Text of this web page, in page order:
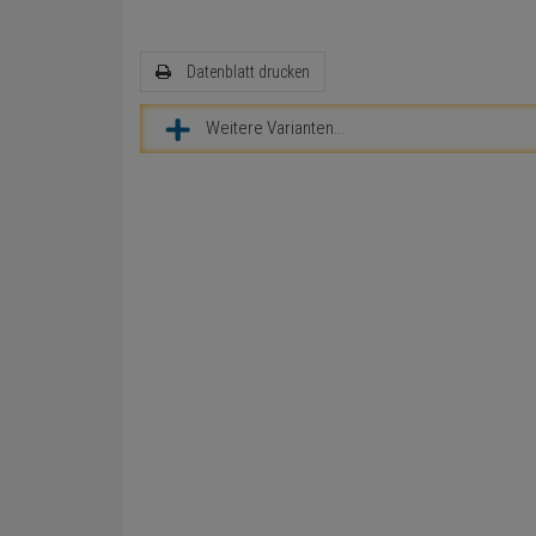
Datenblatt drucken
Weitere Varianten...